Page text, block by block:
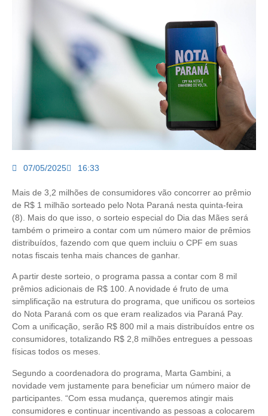
07/05/2025 16:33
Mais de 3,2 milhões de consumidores vão concorrer ao prêmio
de R$ 1 milhão sorteado pelo Nota Paraná nesta quinta-feira
(8). Mais do que isso, o sorteio especial do Dia das Mães será
também o primeiro a contar com um número maior de prêmios
distribuídos, fazendo com que quem incluiu o CPF em suas
notas fiscais tenha mais chances de ganhar.
A partir deste sorteio, o programa passa a contar com 8 mil
prêmios adicionais de R$ 100. A novidade é fruto de uma
simplificação na estrutura do programa, que unificou os sorteios
do Nota Paraná com os que eram realizados via Paraná Pay.
Com a unificação, serão R$ 800 mil a mais distribuídos entre os
consumidores, totalizando R$ 2,8 milhões entregues a pessoas
físicas todos os meses.
Segundo a coordenadora do programa, Marta Gambini, a
novidade vem justamente para beneficiar um número maior de
participantes. “Com essa mudança, queremos atingir mais
consumidores e continuar incentivando as pessoas a colocarem